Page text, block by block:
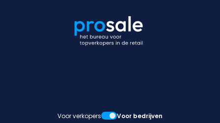
Voor verkopers Voor bedrijven